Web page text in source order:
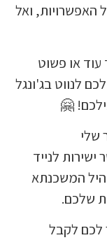
ואל
בג'ונגל